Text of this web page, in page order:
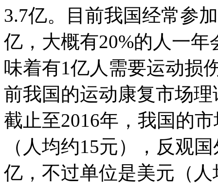
3.7亿。目前我国经常参
亿，大概有20%的人一
味着有1亿人需要运动损
前我国的运动康复市场
截止至2016年，我国的
（人均约15元），反观
亿，不过单位是美元（